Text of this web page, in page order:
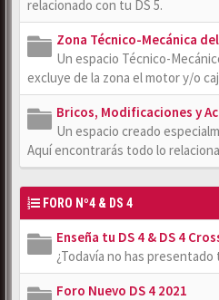
relacionado con tu DS 5.
Zona Técnico-Mecánica del
Un espacio Técnico-
excluye de la zona el motor y/o
Bricos, Modificaciones y
Un espacio creado
Aquí encontrarás todo lo
FORO Nº4 & DS 4
Enseña tu DS 4 & DS 4
¿Todavía no has presentado
Foro Nuevo DS 4 2021